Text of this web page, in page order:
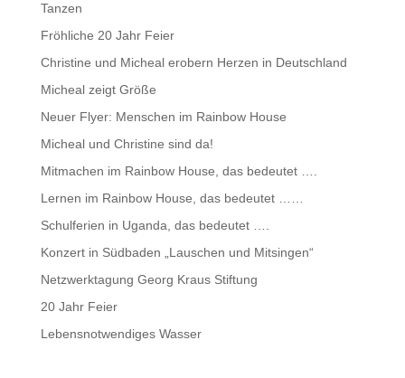
Tanzen
Fröhliche 20 Jahr Feier
Christine und Micheal erobern Herzen in Deutschland
Micheal zeigt Größe
Neuer Flyer: Menschen im Rainbow House
Micheal und Christine sind da!
Mitmachen im Rainbow House, das bedeutet ….
Lernen im Rainbow House, das bedeutet ……
Schulferien in Uganda, das bedeutet ….
Konzert in Südbaden „Lauschen und Mitsingen“
Netzwerktagung Georg Kraus Stiftung
20 Jahr Feier
Lebensnotwendiges Wasser